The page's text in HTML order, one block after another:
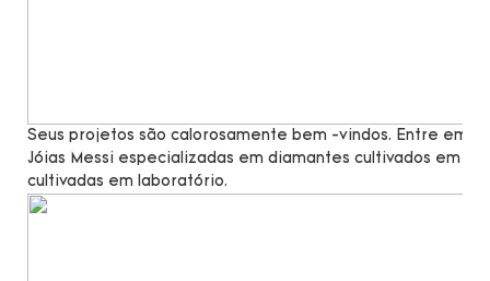
Seus projetos são calorosamente bem -vindos. Entre em
Jóias Messi especializadas em diamantes cultivados em
cultivadas em laboratório.